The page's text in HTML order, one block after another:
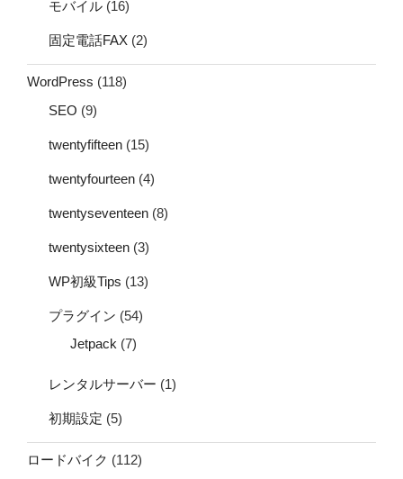
モバイル (16)
固定電話FAX (2)
WordPress (118)
SEO (9)
twentyfifteen (15)
twentyfourteen (4)
twentyseventeen (8)
twentysixteen (3)
WP初級Tips (13)
プラグイン (54)
Jetpack (7)
レンタルサーバー (1)
初期設定 (5)
ロードバイク (112)